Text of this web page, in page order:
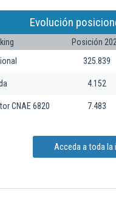
Evolución
Posición
325.839
4.152
CNAE 6820 7.483
Acceda a toda